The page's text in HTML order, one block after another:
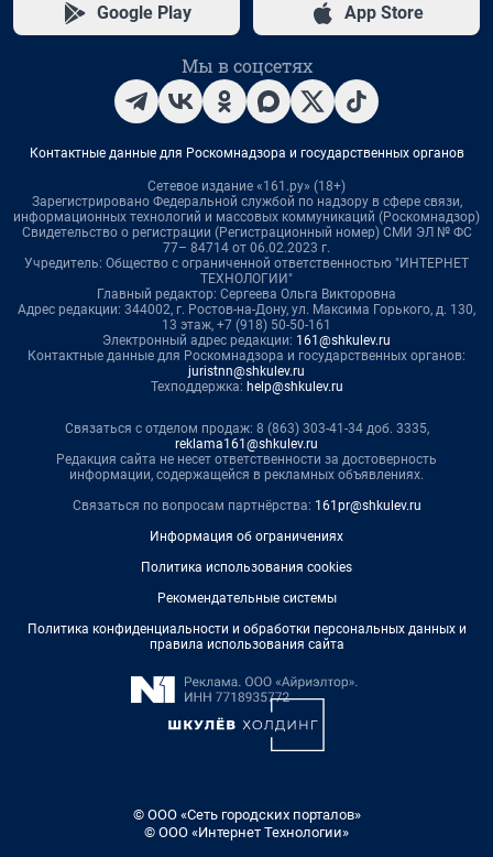
Google Play App Store
Мы в соцсетях
Контактные данные для Роскомнадзора и государственных органов
Сетевое издание «161.ру» (18+)
Зарегистрировано Федеральной службой по надзору в сфере связи,
информационных технологий и массовых коммуникаций (Роскомнадзор)
Свидетельство о регистрации (Регистрационный номер) СМИ ЭЛ № ФС
77– 84714 от 06.02.2023 г.
Учредитель: Общество с ограниченной ответственностью "ИНТЕРНЕТ
ТЕХНОЛОГИИ"
Главный редактор: Сергеева Ольга Викторовна
Адрес редакции: 344002, г. Ростов-на-Дону, ул. Максима Горького, д. 130,
13 этаж, +7 (918) 50-50-161
Электронный адрес редакции: 161@shkulev.ru
Контактные данные для Роскомнадзора и государственных органов:
juristnn@shkulev.ru
Техподдержка: help@shkulev.ru
Связаться с отделом продаж: 8 (863) 303-41-34 доб. 3335,
reklama161@shkulev.ru
Редакция сайта не несет ответственности за достоверность
информации, содержащейся в рекламных объявлениях.
Связаться по вопросам партнёрства: 161pr@shkulev.ru
Информация об ограничениях
Политика использования cookies
Рекомендательные системы
Политика конфиденциальности и обработки персональных данных и
правила использования сайта
© ООО «Сеть городских порталов»
© ООО «Интернет Технологии»